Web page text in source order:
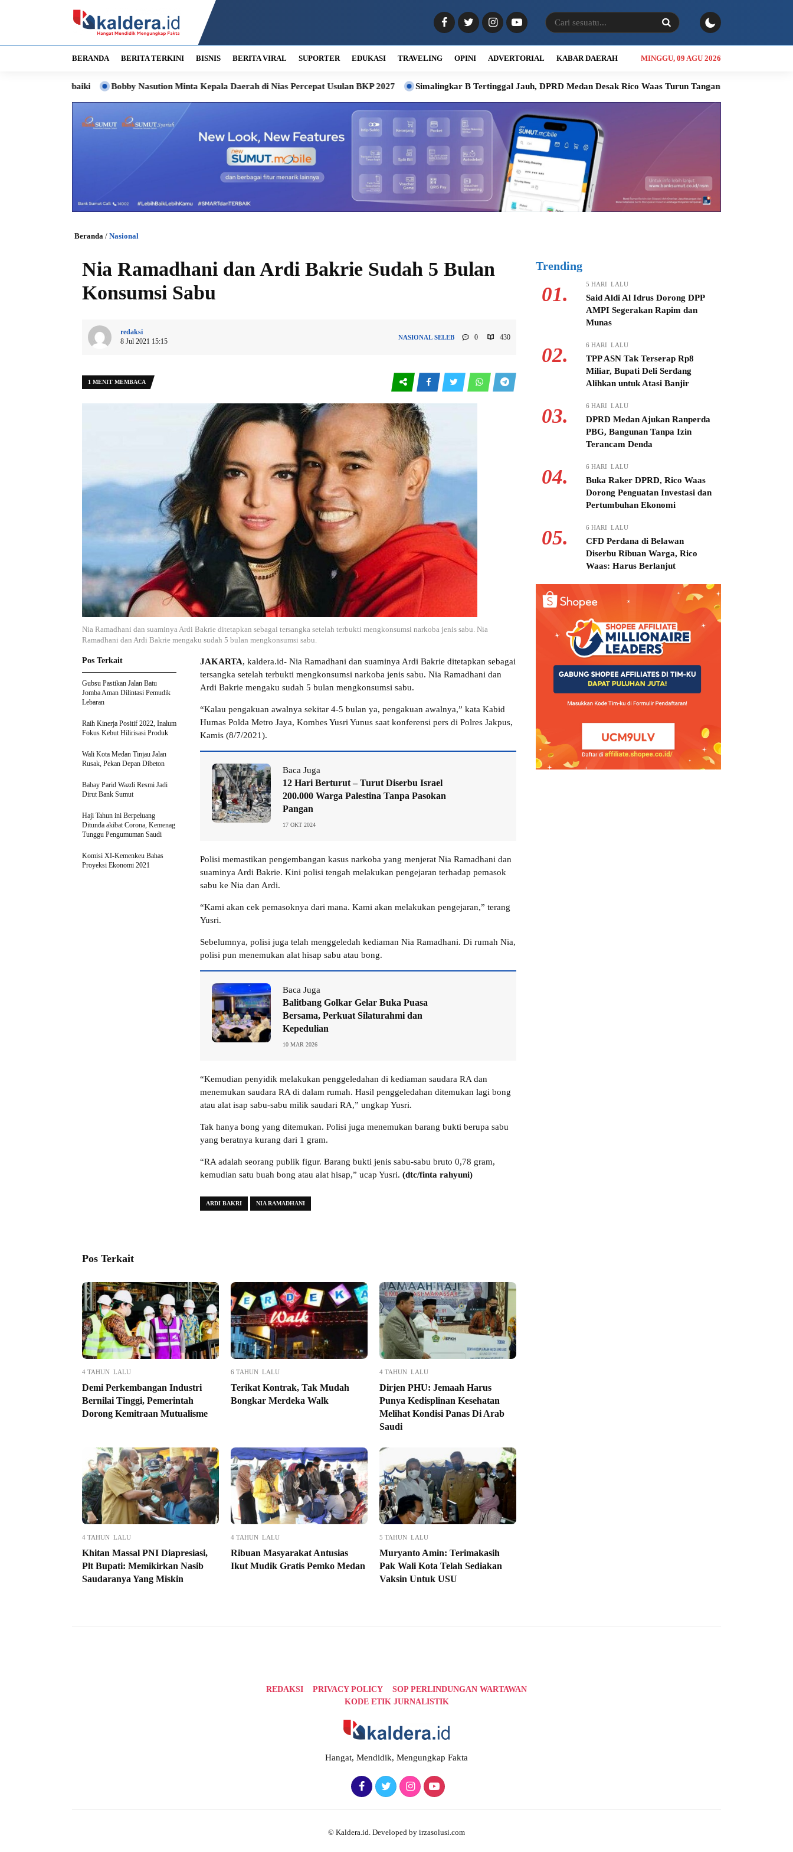
BERANDA BERITA TERKINI BISNIS BERITA VIRAL SUPORTER EDUKASI TRAVELING OPINI ADVERTORIAL KABAR DAERAH MINGGU, 09 AGU 2026
Bobby Nasution Minta Kepala Daerah di Nias Percepat Usulan BKP 2027 Simalingkar B Tertinggal Jauh, DPRD Medan Desak Rico Waas Turun Tangan Jalan Sicanang
Beranda / Nasional
Nia Ramadhani dan Ardi Bakrie Sudah 5 Bulan
Konsumsi Sabu
redaksi
8 Jul 2021 15:15
NASIONAL SELEB 0 430
1 MENIT MEMBACA
Nia ​Ramadhani dan suaminya Ardi Bakrie ditetapkan sebagai tersangka setelah terbukti mengkonsumsi narkoba jenis sabu. Nia
Ramadhani dan Ardi Bakrie mengaku sudah 5 bulan mengkonsumsi sabu.
JAKARTA, kaldera.id- Nia Ramadhani dan suaminya Ardi Bakrie ditetapkan sebagai
tersangka setelah terbukti mengkonsumsi narkoba jenis sabu. Nia Ramadhani dan
Ardi Bakrie mengaku sudah 5 bulan mengkonsumsi sabu.
“Kalau pengakuan awalnya sekitar 4-5 bulan ya, pengakuan awalnya,” kata Kabid
Humas Polda Metro Jaya, Kombes Yusri Yunus saat konferensi pers di Polres Jakpus,
Kamis (8/7/2021).
Baca Juga
12 Hari Berturut – Turut Diserbu Israel
200.000 Warga Palestina Tanpa Pasokan
Pangan
17 OKT 2024
Polisi memastikan pengembangan kasus narkoba yang menjerat Nia Ramadhani dan
suaminya Ardi Bakrie. Kini polisi tengah melakukan pengejaran terhadap pemasok
sabu ke Nia dan Ardi.
“Kami akan cek pemasoknya dari mana. Kami akan melakukan pengejaran,” terang
Yusri.
Sebelumnya, polisi juga telah menggeledah kediaman Nia Ramadhani. Di rumah Nia,
polisi pun menemukan alat hisap sabu atau bong.
Baca Juga
Balitbang Golkar Gelar Buka Puasa
Bersama, Perkuat Silaturahmi dan
Kepedulian
10 MAR 2026
“Kemudian penyidik melakukan penggeledahan di kediaman saudara RA dan
menemukan saudara RA di dalam rumah. Hasil penggeledahan ditemukan lagi bong
atau alat isap sabu-sabu milik saudari RA,” ungkap Yusri.
Tak hanya bong yang ditemukan. Polisi juga menemukan barang bukti berupa sabu
yang beratnya kurang dari 1 gram.
“RA adalah seorang publik figur. Barang bukti jenis sabu-sabu bruto 0,78 gram,
kemudian satu buah bong atau alat hisap,” ucap Yusri. (dtc/finta rahyuni)
ARDI BAKRI NIA RAMADHANI
Pos Terkait
Gubsu Pastikan Jalan Batu
Jomba Aman Dilintasi Pemudik
Lebaran
Raih Kinerja Positif 2022, Inalum
Fokus Kebut Hilirisasi Produk
Wali Kota Medan Tinjau Jalan
Rusak, Pekan Depan Dibeton
Babay Parid Wazdi Resmi Jadi
Dirut Bank Sumut
Haji Tahun ini Berpeluang
Ditunda akibat Corona, Kemenag
Tunggu Pengumuman Saudi
Komisi XI-Kemenkeu Bahas
Proyeksi Ekonomi 2021
Pos Terkait
4 TAHUN LALU
Demi Perkembangan Industri
Bernilai Tinggi, Pemerintah
Dorong Kemitraan Mutualisme
6 TAHUN LALU
Terikat Kontrak, Tak Mudah
Bongkar Merdeka Walk
4 TAHUN LALU
Dirjen PHU: Jemaah Harus
Punya Kedisplinan Kesehatan
Melihat Kondisi Panas Di Arab
Saudi
4 TAHUN LALU
Khitan Massal PNI Diapresiasi,
Plt Bupati: Memikirkan Nasib
Saudaranya Yang Miskin
4 TAHUN LALU
Ribuan Masyarakat Antusias
Ikut Mudik Gratis Pemko Medan
5 TAHUN LALU
Muryanto Amin: Terimakasih
Pak Wali Kota Telah Sediakan
Vaksin Untuk USU
Trending
01. 5 HARI LALU
Said Aldi Al Idrus Dorong DPP
AMPI Segerakan Rapim dan
Munas
02. 6 HARI LALU
TPP ASN Tak Terserap Rp8
Miliar, Bupati Deli Serdang
Alihkan untuk Atasi Banjir
03. 6 HARI LALU
DPRD Medan Ajukan Ranperda
PBG, Bangunan Tanpa Izin
Terancam Denda
04. 6 HARI LALU
Buka Raker DPRD, Rico Waas
Dorong Penguatan Investasi dan
Pertumbuhan Ekonomi
05. 6 HARI LALU
CFD Perdana di Belawan
Diserbu Ribuan Warga, Rico
Waas: Harus Berlanjut
REDAKSI PRIVACY POLICY
SOP PERLINDUNGAN WARTAWAN
KODE ETIK JURNALISTIK
Hangat, Mendidik, Mengungkap Fakta
© Kaldera.id. Developed by irzasolusi.com